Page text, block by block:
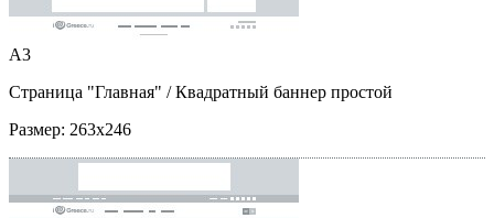
A3
Страница "Главная" / Квадратный баннер простой
Размер: 263x246